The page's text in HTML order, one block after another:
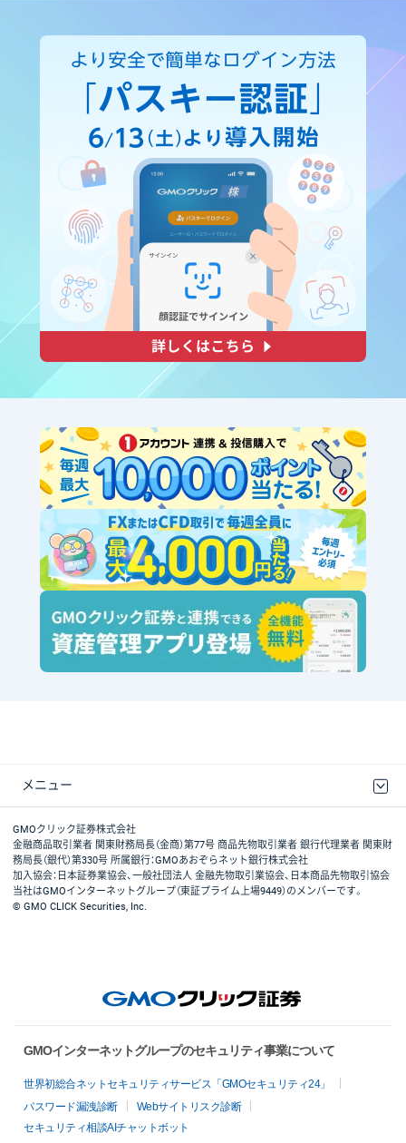
メニュー
取引規程・約款
最良執行方針
ディスクレイマー
リスク説明
GMOクリック証券ホームページ
GMOクリック証券株式会社
金融商品取引業者 関東財務局長（金商）第77号 商品先物取引業者 銀行代理業者 関東財
務局長（銀代）第330号 所属銀行：GMOあおぞらネット銀行株式会社
加入協会：日本証券業協会、一般社団法人 金融先物取引業協会、日本商品先物取引協会
当社はGMOインターネットグループ（東証プライム上場9449）のメンバーです。
© GMO CLICK Securities, Inc.
GMOインターネットグループのセキュリティ事業について
世界初総合ネットセキュリティサービス「GMOセキュリティ24」
パスワード漏洩診断
Webサイトリスク診断
セキュリティ相談AIチャットボット